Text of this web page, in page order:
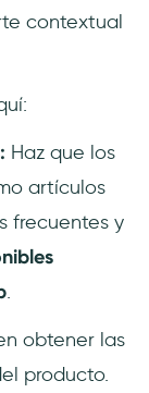
contextual
Haz que los
artículos
frecuentes y
.
obtener las
producto.